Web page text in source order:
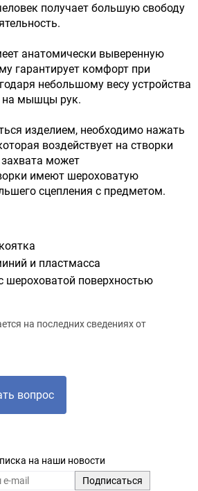
получает большую свободу
анатомически выверенную
гарантирует комфорт при
небольшому весу устройства
на мышцы рук.
изделием, необходимо нажать
воздействует на створки
может
имеют шероховатую
сцепления с предметом.
и пластмасса
шероховатой поверхностью
на последних сведениях от
вопрос
на наши новости